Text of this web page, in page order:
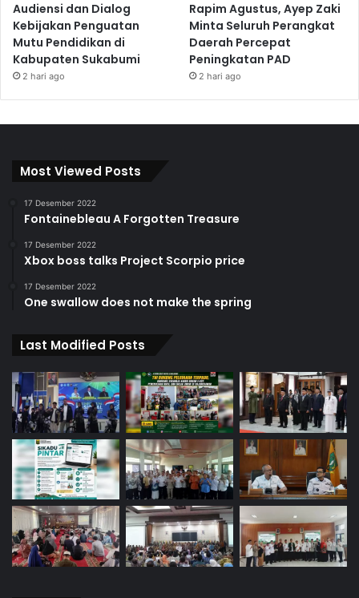
Audiensi dan Dialog
Kebijakan Penguatan
Mutu Pendidikan di
Kabupaten Sukabumi
2 hari ago
Rapim Agustus, Ayep Zaki
Minta Seluruh Perangkat
Daerah Percepat
Peningkatan PAD
2 hari ago
Most Viewed Posts
17 Desember 2022
Fontainebleau A Forgotten Treasure
17 Desember 2022
Xbox boss talks Project Scorpio price
17 Desember 2022
One swallow does not make the spring
Last Modified Posts